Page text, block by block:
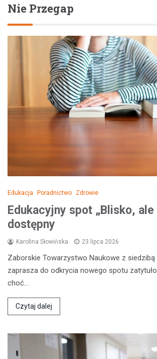
Nie Przegap
Edukacja Poradnictwo Zdrowie
Edukacyjny spot „Blisko, ale
dostępny
Karolina Słowińska 23 lipca 2026
Zaborskie Towarzystwo Naukowe z siedzibą
zaprasza do odkrycia nowego spotu
choć…
Czytaj dalej